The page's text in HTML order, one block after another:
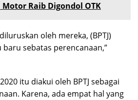
Raib Digondol OTK
oleh mereka, (BPTJ)
sebatas perencanaan,”
itu diakui oleh BPTJ sebagai
Karena, ada empat hal yang